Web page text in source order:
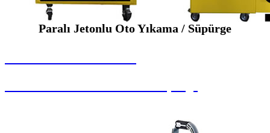
Paralı Jetonlu Oto Yıkama / Süpürge